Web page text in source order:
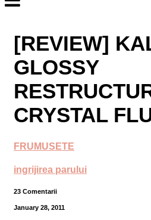
[REVIEW]
GLOSSY
CRYSTAL
FRUMUSETE
ingrijirea parului
23 Comentarii
January 28, 2011